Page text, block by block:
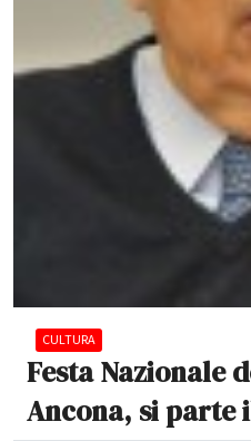
CULTURA
Festa Nazionale
Ancona, si parte